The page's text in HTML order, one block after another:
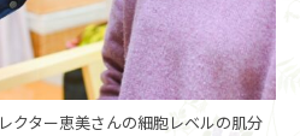
クター恵美さんの細胞レベルの肌分